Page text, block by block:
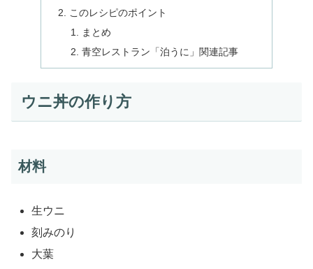
このレシピのポイント
まとめ
青空レストラン「泊うに」関連記事
ウニ丼の作り方
材料
生ウニ
刻みのり
大葉